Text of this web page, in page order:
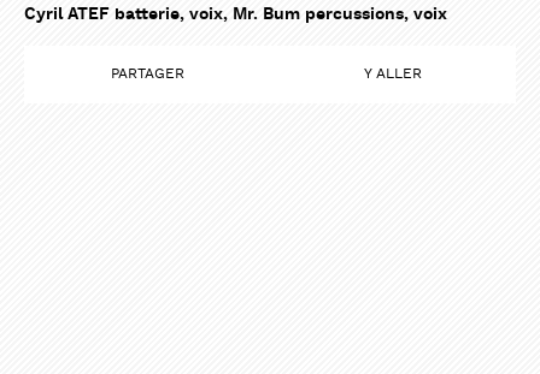
Cyril ATEF batterie, voix, Mr. Bum percussions, voix
PARTAGER Y ALLER